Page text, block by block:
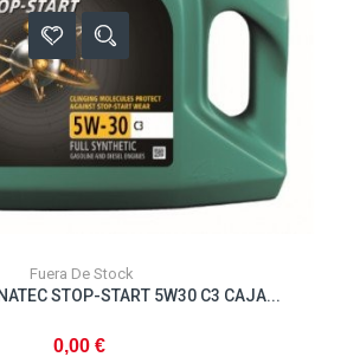
Fuera De Stock
STOP-START 5W30 C3 CAJA...
0,00 €